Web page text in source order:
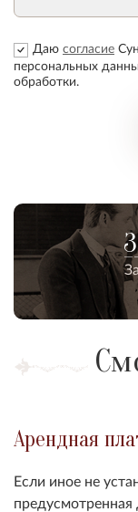
Даю согласие
персональных
обработки.
Арендная
Если иное не